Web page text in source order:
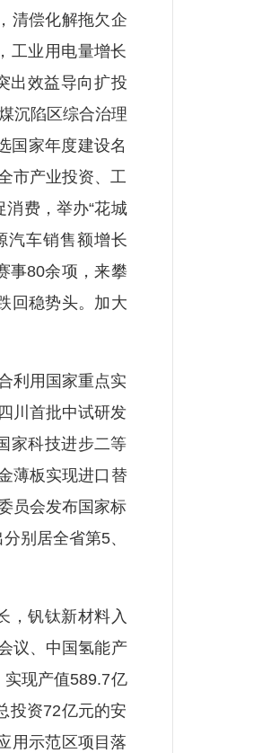
清偿化解拖欠企
工业用电量增长
出效益导向扩投
沉陷区综合治理
国家年度建设名
市产业投资、工
费，举办“花城
汽车销售额增长
事80余项，来攀
回稳势头。加大
利用国家重点实
川首批中试研发
家科技进步二等
薄板实现进口替
员会发布国家标
别居全省第5、
，钒钛新材料入
议、中国氢能产
现产值589.7亿
投资72亿元的安
用示范区项目落